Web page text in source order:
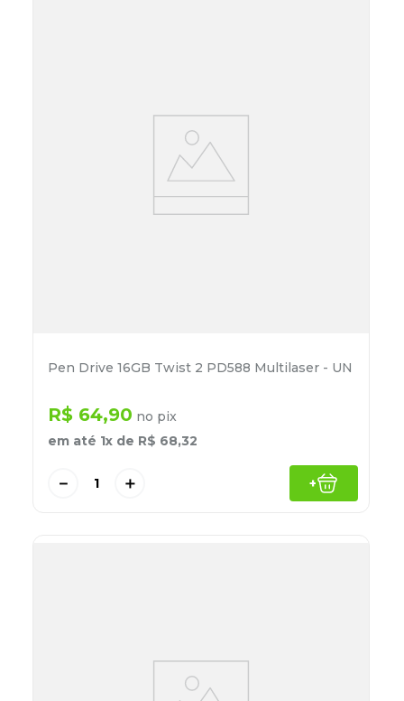
Pen Drive 16GB Twist 2 PD588 Multilaser - UN
R$ 64,90 no pix
em até 1x de R$ 68,32
＋
－ +